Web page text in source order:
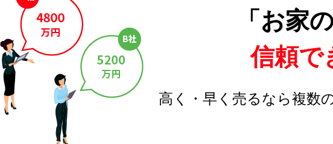
「お家
信頼で
高く・早く売るなら複数